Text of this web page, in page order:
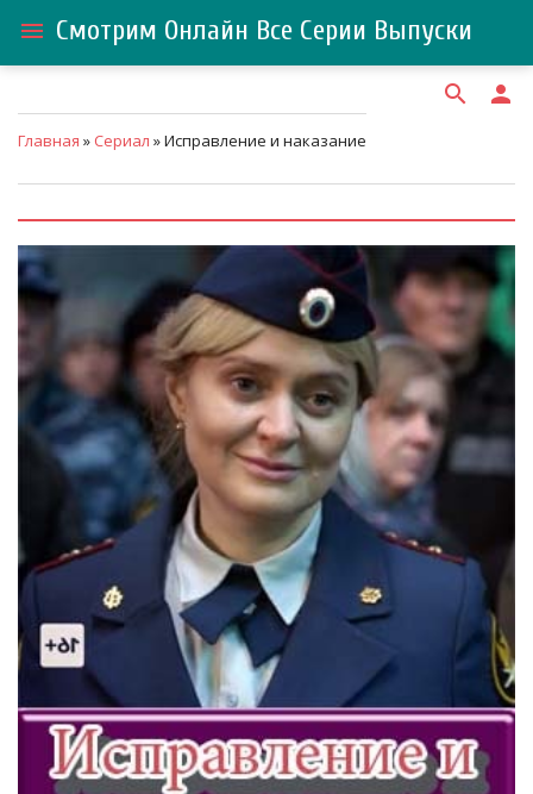
menu Смотрим Онлайн Все Серии Выпуски
search person
Главная » Сериал » Исправление и наказание